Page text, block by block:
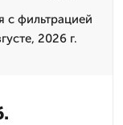
с фильтрацией
2026 г.